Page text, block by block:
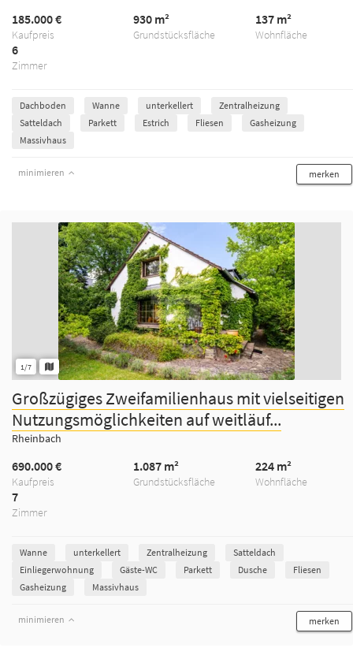
Kaufpreis
185.000 €
Grundstücksfläche
930 m²
Wohnfläche
137 m²
Zimmer
6
Dachboden Wanne unterkellert
Zentralheizung
Satteldach
Parkett Estrich Fliesen
Gasheizung
Massivhaus
minimieren merken
1/7
Großzügiges Zweifamilienhaus mit vielseitigen
Nutzungsmöglichkeiten auf weitläuf...
Rheinbach
Kaufpreis
690.000 €
Grundstücksfläche
1.087 m²
Wohnfläche
224 m²
Zimmer
7
Wanne unterkellert Zentralheizung
Satteldach
Einliegerwohnung
Gäste-WC Parkett Dusche
Fliesen
Gasheizung
Massivhaus
minimieren merken